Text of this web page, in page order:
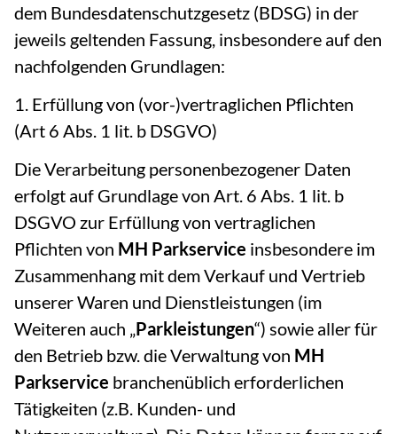
dem Bundesdatenschutzgesetz (BDSG) in der
jeweils geltenden Fassung, insbesondere auf den
nachfolgenden Grundlagen:
1. Erfüllung von (vor-)vertraglichen Pflichten
(Art 6 Abs. 1 lit. b DSGVO)
Die Verarbeitung personenbezogener Daten
erfolgt auf Grundlage von Art. 6 Abs. 1 lit. b
DSGVO zur Erfüllung von vertraglichen
Pflichten von MH Parkservice insbesondere im
Zusammenhang mit dem Verkauf und Vertrieb
unserer Waren und Dienstleistungen (im
Weiteren auch „Parkleistungen“) sowie aller für
den Betrieb bzw. die Verwaltung von MH
Parkservice branchenüblich erforderlichen
Tätigkeiten (z.B. Kunden- und